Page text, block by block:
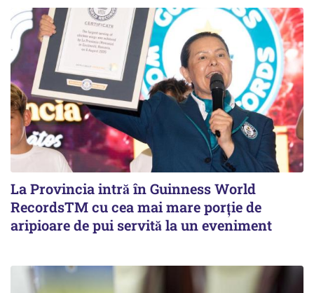
La Provincia intră în Guinness World
RecordsTM cu cea mai mare porție de
aripioare de pui servită la un eveniment